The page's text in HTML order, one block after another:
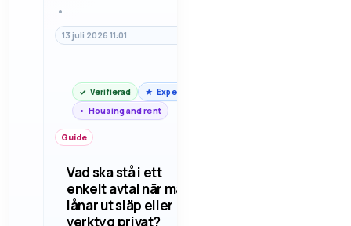
•
13 juli 2026 11:01
Verifierad
Expert
Housing and rent
Guide
Vad ska stå i ett
enkelt avtal när man
lånar ut släp eller
verktyg privat?